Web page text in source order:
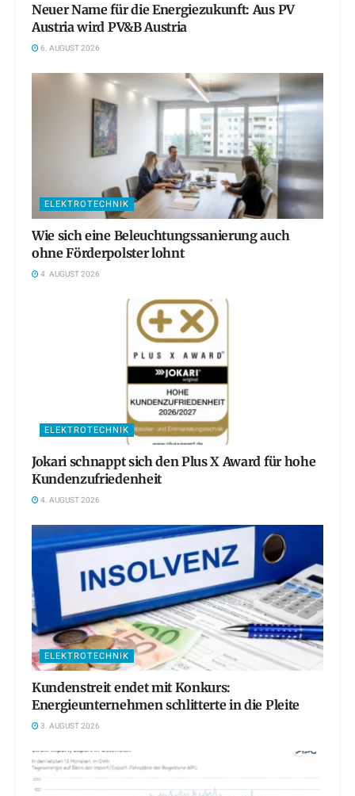
Neuer Name für die Energiezukunft: Aus PV
Austria wird PV&B Austria
6. AUGUST 2026
ELEKTROTECHNIK
Wie sich eine Beleuchtungssanierung auch
ohne Förderpolster lohnt
4. AUGUST 2026
ELEKTROTECHNIK
Jokari schnappt sich den Plus X Award für hohe
Kundenzufriedenheit
4. AUGUST 2026
ELEKTROTECHNIK
Kundenstreit endet mit Konkurs:
Energieunternehmen schlitterte in die Pleite
3. AUGUST 2026